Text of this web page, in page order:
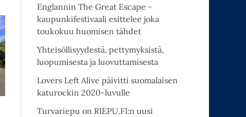
Englannin The Great Escape -
kaupunkifestivaali esittelee joka
toukokuu huomisen tähdet
Yhteisöllisyydestä, pettymyksistä,
luopumisesta ja luovuttamisesta
Lovers Left Alive päivitti suomalaisen
katurockin 2020-luvulle
Turvariepu on RIEPU.FI:n uusi